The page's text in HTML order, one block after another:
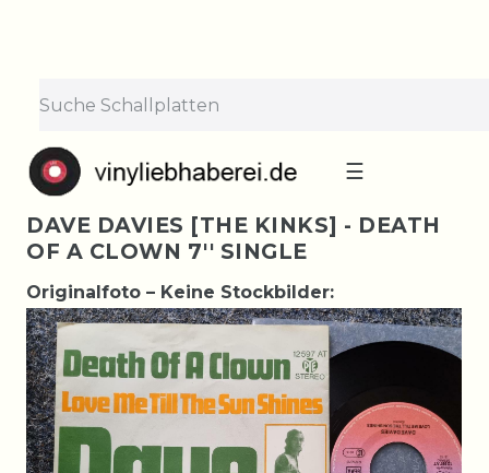
☰
DAVE DAVIES [THE KINKS] - DEATH
OF A CLOWN 7'' SINGLE
Originalfoto – Keine Stockbilder: